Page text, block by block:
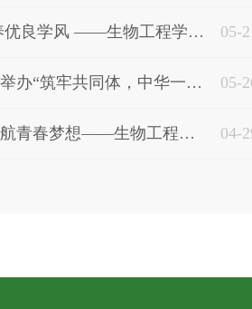
05-
聚力文明宿建 涵养优良学风 ——生物工程学院成功举办“最美宿舍”评比活动
05-
生物工程学院成功举办“筑牢共同体，中华一家亲”​主题演讲暨征文比赛
04-
规划学业蓝图，启航青春梦想​——生物工程学院成功举办第二届学生学业规划大赛